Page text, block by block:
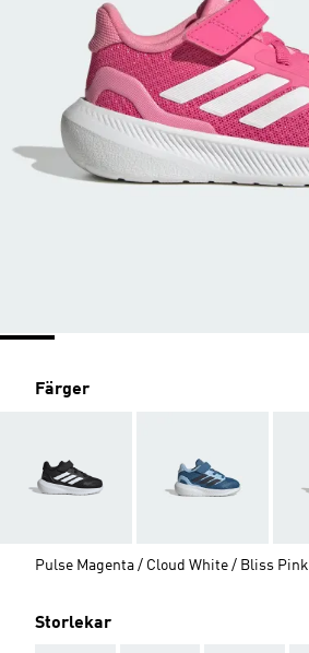
Färger
Pulse Magenta / Cloud White / Bliss Pink
Storlekar